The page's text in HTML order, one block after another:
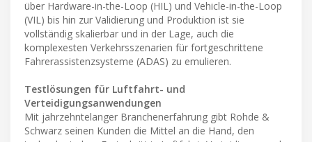
über Hardware-in-the-Loop (HIL) und Vehicle-in-the-Loop
(VIL) bis hin zur Validierung und Produktion ist sie
vollständig skalierbar und in der Lage, auch die
komplexesten Verkehrsszenarien für fortgeschrittene
Fahrerassistenzsysteme (ADAS) zu emulieren.
Testlösungen für Luftfahrt- und
Verteidigungsanwendungen
Mit jahrzehntelanger Branchenerfahrung gibt Rohde &
Schwarz seinen Kunden die Mittel an die Hand, den